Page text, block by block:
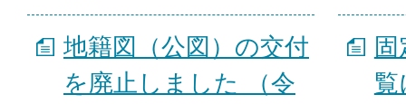
地籍図（公図）の交付
を廃止しました （令